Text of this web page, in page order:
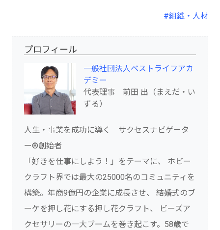
#組織・人材
プロフィール
一般社団法人ベストライフアカ
デミー
代表理事 前田 出（まえだ・い
ずる）
人生・事業を成功に導く サクセスナビゲータ
ー®創始者
「好きを仕事にしよう！」をテーマに、 ホビー
クラフト界では最大の25000名のコミュニティを
構築。年商9億円の企業に成長させ、 結婚式のブ
ーケを押し花にする押し花クラフト、 ビーズア
クセサリーの一大ブームを巻き起こす。58歳で